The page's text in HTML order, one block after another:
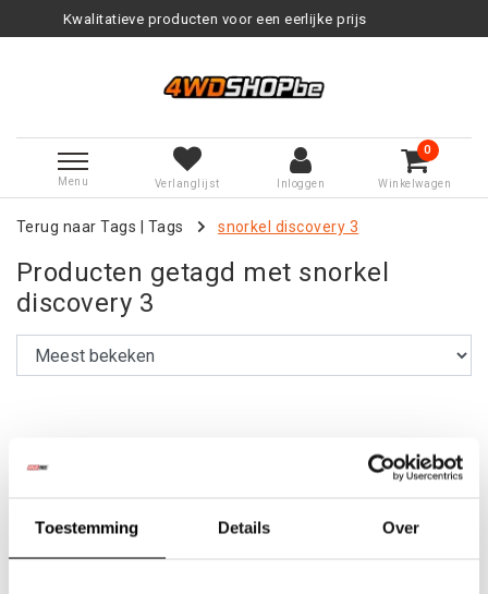
Toestemming Details Over
Kwalitatieve producten voor een eerlijke prijs
Menu Verlanglijst Inloggen
0
Winkelwagen
Terug naar Tags Tags snorkel discovery 3
Producten getagd met snorkel
discovery 3